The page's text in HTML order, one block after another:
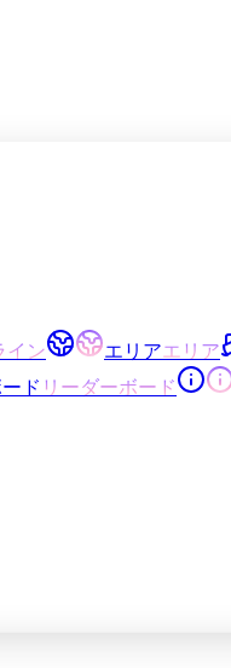
イン エリアエリア
ド リーダーボード